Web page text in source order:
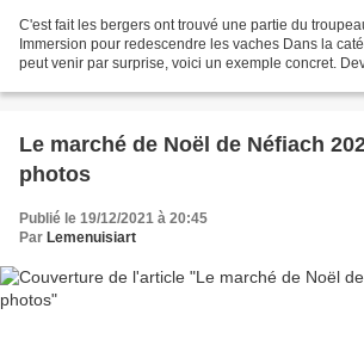
C'est fait les bergers ont trouvé une partie du
Immersion pour redescendre les vaches Dans la
peut venir par surprise, voici un exemple concret.
Le marché de Noël de Néfiach
photos
Publié le 19/12/2021 à 20:45
Par Lemenuisiart